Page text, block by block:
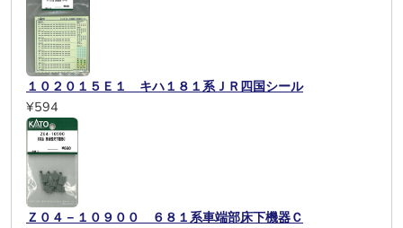
１０２０１５Ｅ１ キハ１８１系ＪＲ四国シール
¥594
Ｚ０４－１０９００ ６８１系車端部床下機器Ｃ